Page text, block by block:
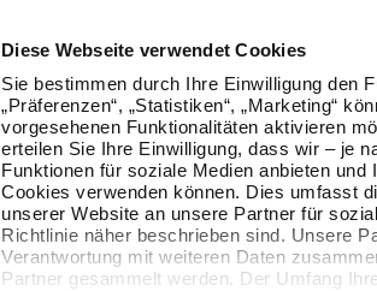
Diese Webseite verwendet Cookies
Sie bestimmen durch Ihre Einwilligung den
„Präferenzen“, „Statistiken“, „Marketing“
vorgesehenen Funktionalitäten aktivieren
erteilen Sie Ihre Einwilligung, dass wir – je
Funktionen für soziale Medien anbieten
Cookies verwenden können. Dies umfasst
unserer Website an unsere Partner für
Richtlinie näher beschrieben sind. Unsere
Verantwortung mit weiteren Daten
Partner gesammelt werden. Der Umfang